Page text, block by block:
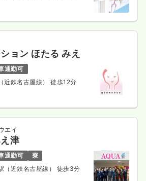
ョン ほたる みえ
通勤可
近鉄名古屋線） 徒歩12分
エイ
津
通勤可
寮
（近鉄名古屋線） 徒歩3分